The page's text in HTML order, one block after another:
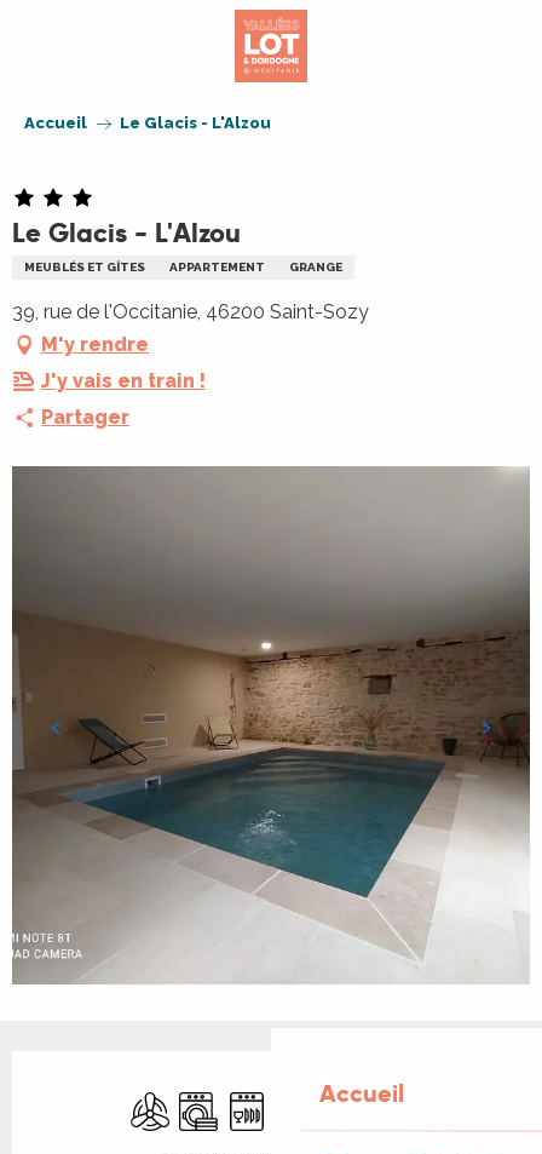
Accueil
Accueil Le Glacis - L'Alzou
Le Glacis - L'Alzou
MEUBLÉS ET GÎTES APPARTEMENT GRANGE
39, rue de l'Occitanie, 46200 Saint-Sozy
M'y rendre
J'y vais en train !
Partager
Air conditionné
Lave lingeLave vaisselle
Télévision
WiFi Piscine